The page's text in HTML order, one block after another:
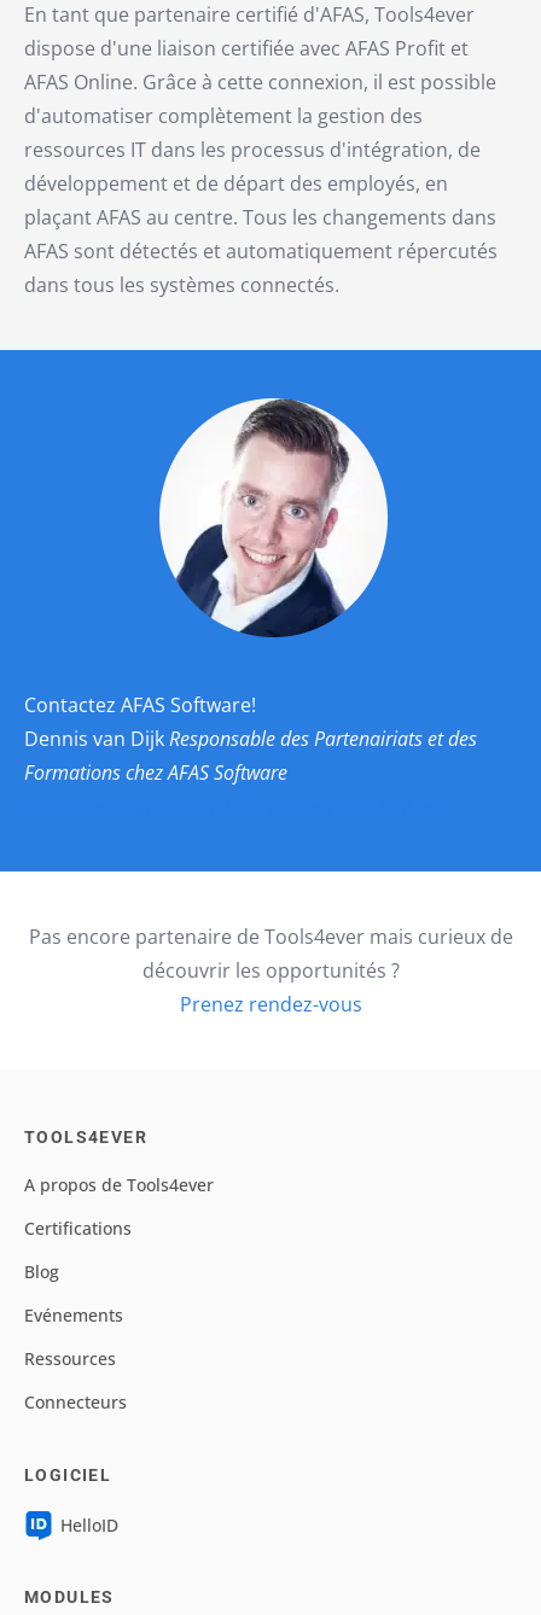
En tant que partenaire certifié d'AFAS, Tools4ever
dispose d'une liaison certifiée avec AFAS Profit et
AFAS Online. Grâce à cette connexion, il est possible
d'automatiser complètement la gestion des
ressources IT dans les processus d'intégration, de
développement et de départ des employés, en
plaçant AFAS au centre. Tous les changements dans
AFAS sont détectés et automatiquement répercutés
dans tous les systèmes connectés.
Contactez AFAS Software!
Dennis van DijkResponsable des Partenairiats et des
Formations chez AFAS Software
Pas encore partenaire de Tools4ever mais curieux de
découvrir les opportunités ?
Prenez rendez-vous
TOOLS4EVER
A propos de Tools4ever
Certifications
Blog
Evénements
Ressources
Connecteurs
LOGICIEL
HelloID
MODULES